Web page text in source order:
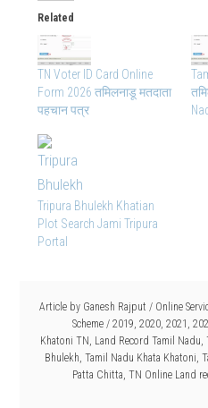
Related
TN Voter ID Card Online
Form 2026 तमिलनाडू मतदाता
पहचान पत्र
Tripura Bhulekh Khatian
Plot Search Jami Tripura
Portal
Article by Ganesh Rajput / Online
Scheme / 2019, 2020, 2021 ,
Khatoni TN , Land Record Tamil Nadu,
Bhulekh, Tamil Nadu Khata Khatoni,
Patta Chitta, TN Online Land